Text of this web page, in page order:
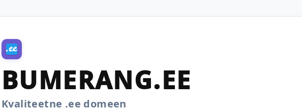
BUMERANG.EE
Kvaliteetne .ee domeen